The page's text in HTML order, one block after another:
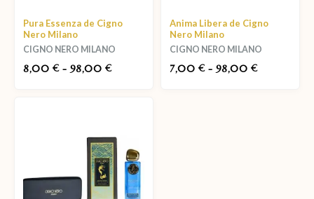
Pura Essenza de Cigno
Nero Milano
CIGNO NERO MILANO
8,00 € - 98,00 €
Anima Libera de Cigno
Nero Milano
CIGNO NERO MILANO
7,00 € - 98,00 €